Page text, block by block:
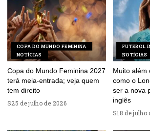
COPA DO MUNDO FEMININA
NOTÍCIAS
Copa do Mundo Feminina 2027
terá meia-entrada; veja quem
tem direito
25 de julho de 2026
FUTEBOL
NOTÍCIAS
Muito além
como o
ser a nova
inglês
18 de julho